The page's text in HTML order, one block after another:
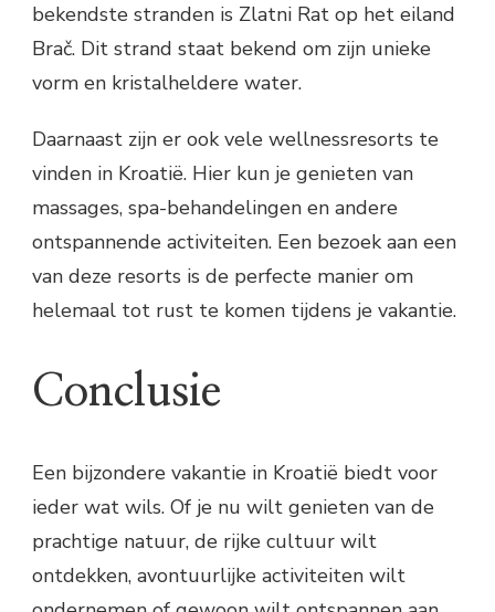
bekendste stranden is Zlatni Rat op het eiland
Brač. Dit strand staat bekend om zijn unieke
vorm en kristalheldere water.
Daarnaast zijn er ook vele wellnessresorts te
vinden in Kroatië. Hier kun je genieten van
massages, spa-behandelingen en andere
ontspannende activiteiten. Een bezoek aan een
van deze resorts is de perfecte manier om
helemaal tot rust te komen tijdens je vakantie.
Conclusie
Een bijzondere vakantie in Kroatië biedt voor
ieder wat wils. Of je nu wilt genieten van de
prachtige natuur, de rijke cultuur wilt
ontdekken, avontuurlijke activiteiten wilt